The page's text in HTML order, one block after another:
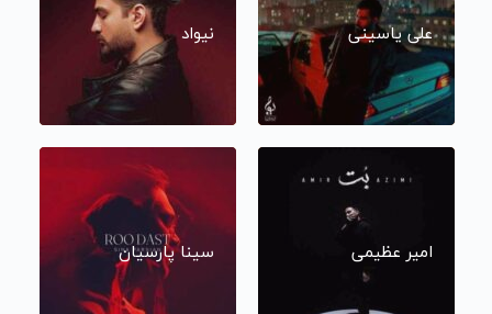
علی یاسینی نیواد
امیر عظیمی سینا پارسیان